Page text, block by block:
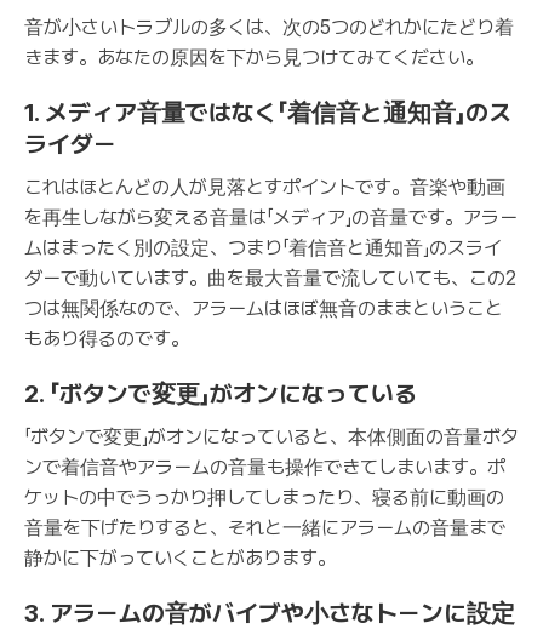
音が小さいトラブルの多くは、次の5つのどれかにたどり着
きます。あなたの原因を下から見つけてみてください。
1. メディア音量ではなく「着信音と通知音」のス
ライダー
これはほとんどの人が見落とすポイントです。音楽や動画
を再生しながら変える音量は「メディア」の音量です。アラー
ムはまったく別の設定、つまり「着信音と通知音」のスライ
ダーで動いています。曲を最大音量で流していても、この2
つは無関係なので、アラームはほぼ無音のままということ
もあり得るのです。
2. 「ボタンで変更」がオンになっている
「ボタンで変更」がオンになっていると、本体側面の音量ボタ
ンで着信音やアラームの音量も操作できてしまいます。ポ
ケットの中でうっかり押してしまったり、寝る前に動画の
音量を下げたりすると、それと一緒にアラームの音量まで
静かに下がっていくことがあります。
3. アラームの音がバイブや小さなトーンに設定